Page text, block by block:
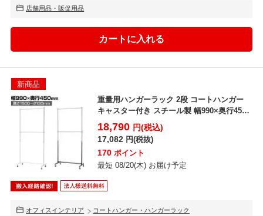
店舗用品・販促用品
新商品
重量用ハンガーラック 2段 コートハンガー
キャスター付き スチール製 幅990×奥行450×
高さ1...
18,790 円(税込)
17,082 円(税抜)
170 ポイント
最短 08/20(木) お届け予定
オフィスインテリア コートハンガー・ハンガーラック